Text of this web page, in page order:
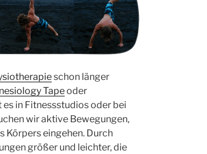
schon länger
Tapeoder
in Fitnessstudios oder bei
wir aktive Bewegungen,
Körpers eingehen. Durch
größer und leichter, die